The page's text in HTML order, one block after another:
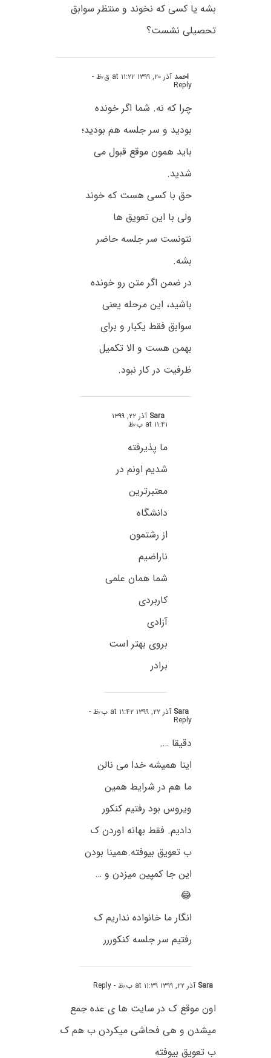
بشه یا کسی که نخوند و منتظر سوابق
تحصیلی نشست؟
احمدآذر ۲۰, ۱۳۹۹ at ۱۱:۲۲ ق٫ظ -
Reply
چرا که نه. شما اگر خونده
بودید و سر جلسه هم بودید؛
باید همون موقع قبول می
شدید.
حق با کسی هست که خوند
ولی با این تعویق ها
نتونست سر جلسه حاضر
بشه.
در ضمن اگر متن رو خونده
باشید، این مرحله یعنی
سوابق فقط یکبار و برای
بهمن هست و الا تکمیل
ظرفیت در کار نبود.
Sara آذر ۲۲, ۱۳۹۹
at ۱۱:۴۱ ب٫ظ
ما پذیرفته
شدیم اونم در
معتبرترین
دانشگاه
از رشتمون
ناراضیم
شما همان علمی
کاربردی
آزادی
بروی بهتر است
برادر
Sara آذر ۲۲, ۱۳۹۹ at ۱۱:۴۲ ب٫ظ -
Reply
دقیقا ….
اینا همیشه خدا می نالن
ما هم در شرایط همین
ویروس بود رفتیم کنکور
دادیم. فقط بهانه اوردن ک
ب تعویق بیوفته.همینا بودن
این جا کمپین میزدن و …
😂
انگار ما خانواده نداریم ک
رفتیم سر جلسه کنکوررر
Sara آذر ۲۲, ۱۳۹۹ at ۱۱:۳۹ ب٫ظ - Reply
اون موقع ک در سایت ها ی عده جمع
میشدن و هی فحاشی میکردن ب هم ک
ب تعویق بیوفته